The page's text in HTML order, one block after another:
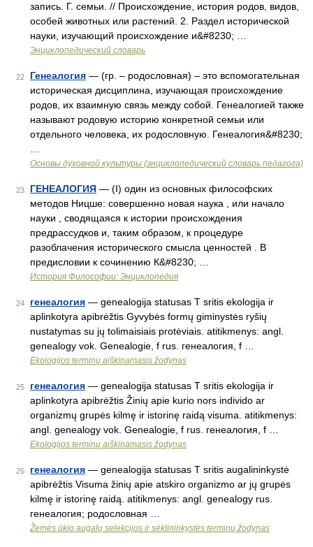
запись. Г. семьи. // Происхождение, история родов, видов,
особей животных или растений. 2. Раздел исторической
науки, изучающий происхождение и&#8230; …
Энциклопедический словарь
22 Генеалогия — (гр. – родословная) – это вспомогательная
историческая дисциплина, изучающая происхождение
родов, их взаимную связь между собой. Генеалогией также
называют родовую историю конкретной семьи или
отдельного человека, их родословную. Генеалогия&#8230;
Основы духовной культуры (энциклопедический словарь педагога)
23 ГЕНЕАЛОГИЯ — (I) один из основных философских
методов Ницше: совершенно новая наука , или начало
науки , сводящаяся к истории происхождения
предрассудков и, таким образом, к процедуре
разоблачения исторического смысла ценностей . В
предисловии к сочинению К&#8230; …
История Философии: Энциклопедия
24 генеалогия — genealogija statusas T sritis ekologija ir
aplinkotyra apibrėžtis Gyvybės formų giminystės ryšių
nustatymas su jų tolimaisiais protėviais. atitikmenys: angl.
genealogy vok. Genealogie, f rus. генеалогия, f …
Ekologijos terminų aiškinamasis žodynas
25 генеалогия — genealogija statusas T sritis ekologija ir
aplinkotyra apibrėžtis Žinių apie kurio nors individo ar
organizmų grupės kilmę ir istorinę raidą visuma. atitikmenys:
angl. genealogy vok. Genealogie, f rus. генеалогия, f …
Ekologijos terminų aiškinamasis žodynas
26 генеалогия — genealogija statusas T sritis augalininkystė
apibrėžtis Visuma žinių apie atskiro organizmo ar jų grupės
kilmę ir istorinę raidą. atitikmenys: angl. genealogy rus.
генеалогия; родословная …
Žemės ūkio augalų selekcijos ir sėklininkystės terminų žodynas